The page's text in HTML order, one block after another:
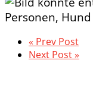
« Prev Post
Next Post »